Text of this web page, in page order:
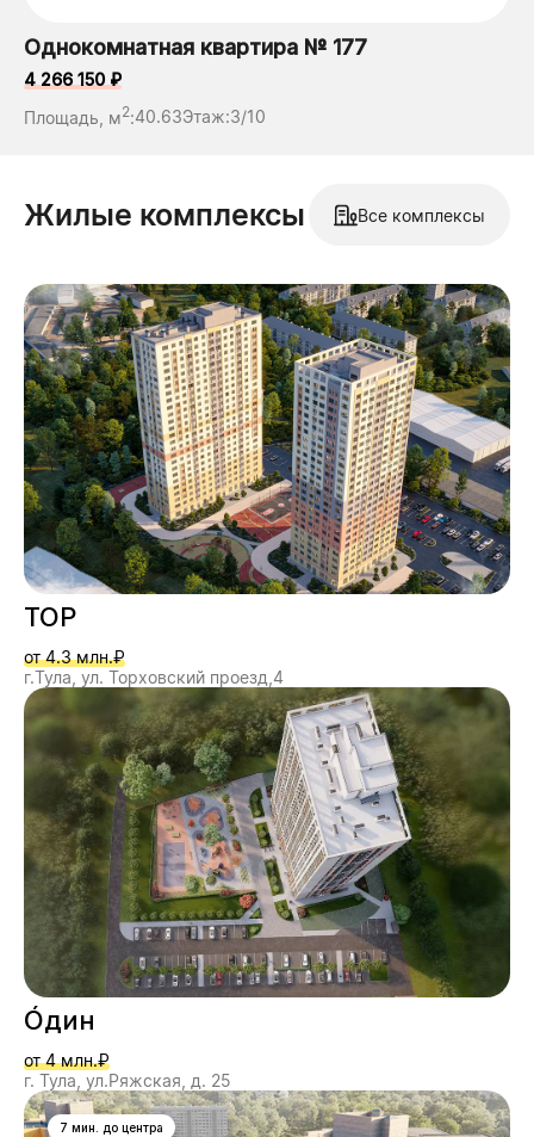
Однокомнатная квартира № 177
4 266 150 ₽
Площадь, м2:40.63Этаж:3/10
Жилые комплексы Все комплексы
ТОР
от 4.3 млн.₽
г.Тула, ул. Торховский проезд,4
О́дин
от 4 млн.₽
г. Тула, ул.Ряжская, д. 25
7 мин. до центра